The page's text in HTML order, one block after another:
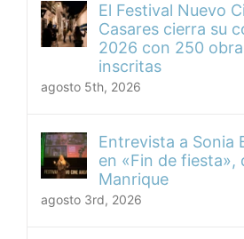
El Festival Nuevo
Casares cierra su
2026 con 250
inscritas
agosto 5th, 2026
Entrevista a Sonia
en «Fin de fiesta»,
Manrique
agosto 3rd, 2026